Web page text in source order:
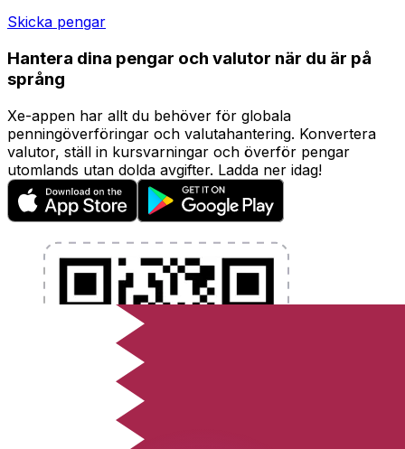
Skicka pengar
Hantera dina pengar och valutor när du är på
språng
Xe-appen har allt du behöver för globala
penningöverföringar och valutahantering. Konvertera
valutor, ställ in kursvarningar och överför pengar
utomlands utan dolda avgifter. Ladda ner idag!